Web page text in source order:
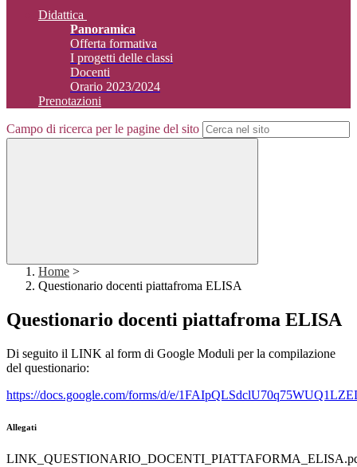
Didattica
Panoramica
Offerta formativa
I progetti delle classi
Docenti
Orario 2023/2024
Prenotazioni
Campo di ricerca per le pagine del sito
Home >
Questionario docenti piattafroma ELISA
Questionario docenti piattafroma ELISA
Di seguito il LINK al form di Google Moduli per la compilazione
del questionario:
https://docs.google.com/forms/d/e/
Allegati